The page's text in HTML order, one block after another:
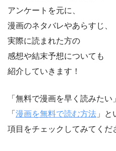
アンケートを元に、
漫画のネタバレやあらすじ、
実際に読まれた方の
感想や結末予想についても
紹介していきます！
「無料で漫画を早く読みたい
「 漫画を無料で読む方法 」と
項目をチェックしてみてくだ